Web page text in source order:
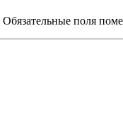
Обязательные поля